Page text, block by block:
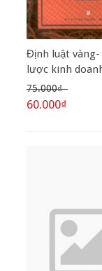
Định luật
lược kinh
công của
75.000₫
60.000₫